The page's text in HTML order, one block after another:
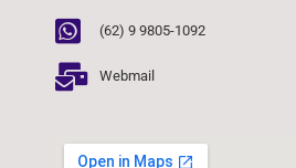
(62) 9 9805-1092
Webmail